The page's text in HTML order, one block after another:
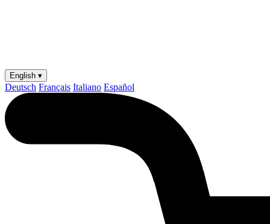
English ▾
Deutsch Français Italiano Español